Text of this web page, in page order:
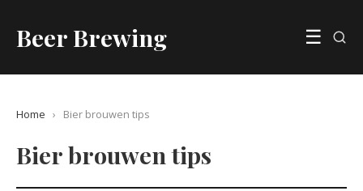
Beer Brewing ☰
Home › Bier brouwen tips
Bier brouwen tips